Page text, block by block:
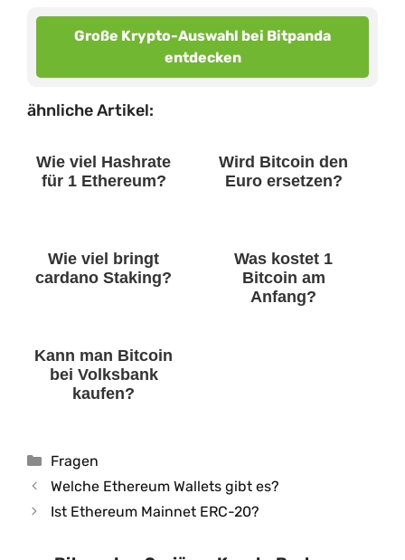
Große Krypto-Auswahl bei Bitpanda
entdecken
ähnliche Artikel:
Wie viel Hashrate
für 1 Ethereum?
Wird Bitcoin den
Euro ersetzen?
Wie viel bringt
cardano Staking?
Was kostet 1
Bitcoin am
Anfang?
Kann man Bitcoin
bei Volksbank
kaufen?
Kategorien
Fragen
Welche Ethereum Wallets gibt es?
Ist Ethereum Mainnet ERC-20?